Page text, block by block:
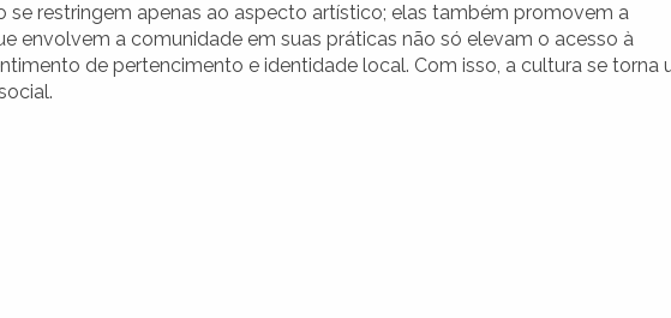
se restringem apenas ao aspecto artístico; elas também promovem a
envolvem a comunidade em suas práticas não só elevam o acesso à
de pertencimento e identidade local. Com isso, a cultura se torna